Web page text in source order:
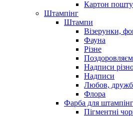
Картон
Штампінг
Штампи
Візерунки,
Фауна
Різне
Надписи
Надписи
Любов,
Флора
Фарба для
Пігментні